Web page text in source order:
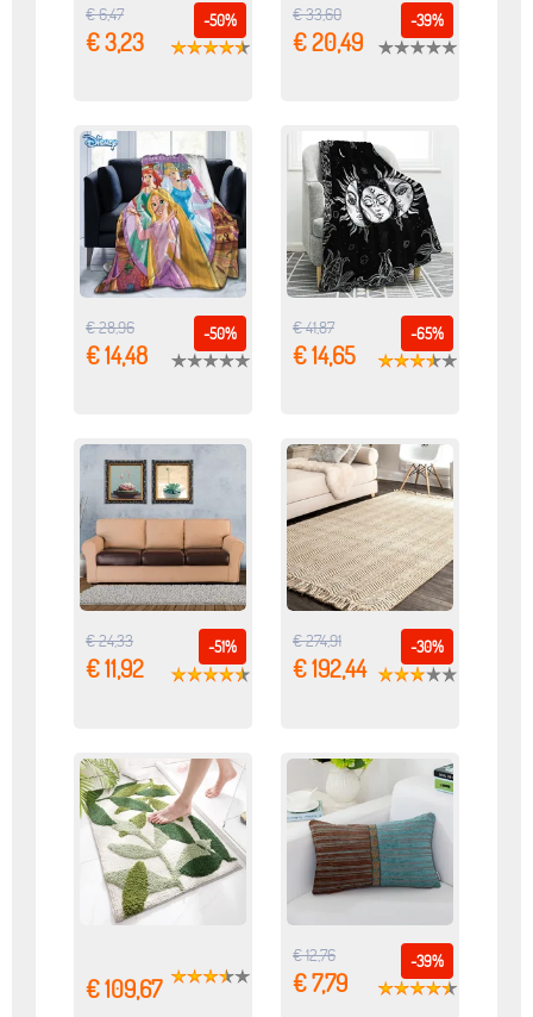
-50%
€ 6,47
€ 3,23
-39%
€ 33,60
€ 20,49
-50%
€ 28,96
€ 14,48
-65%
€ 41,87
€ 14,65
-51%
€ 24,33
€ 11,92
-30%
€ 274,91
€ 192,44
€ 109,67
-39%
€ 12,76
€ 7,79